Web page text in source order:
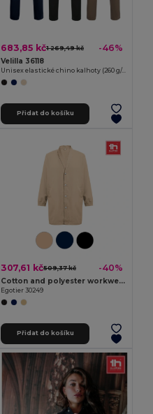
683,85 kč1 269,49 kč -46%
Velilla 36118
Unisex elastické chino kalhoty (260 g/m²), bavlna (98 %) a elastan (2 %)
Přidat do košíku
307,61 kč509,37 kč -40%
Cotton and polyester workwear jacket
Egotier 30249
Přidat do košíku